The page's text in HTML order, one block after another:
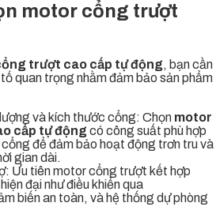
motor cổng trượt
trượt cao cấp tự động, bạn cần
quan trọng nhằm đảm bảo sản phẩm
và kích thước cổng: Chọn motor
cấp tự động có công suất phù hợp
để đảm bảo hoạt động trơn tru và
gian dài.
Ưu tiên motor cổng trượt kết hợp
đại như điều khiển qua
biến an toàn, và hệ thống dự phòng